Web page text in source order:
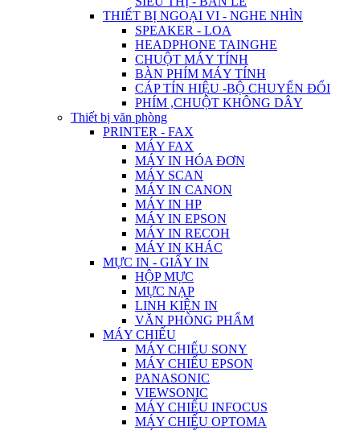
THIẾT BỊ NGOẠI VI - NGHE NHÌN
SPEAKER - LOA
HEADPHONE TAINGHE
CHUỘT MÁY TÍNH
BÀN PHÍM MÁY TÍNH
CÁP TÍN HIỆU -BỘ CHUYỂN ĐỔI
PHÍM ,CHUỘT KHÔNG DÂY
Thiết bị văn phòng
PRINTER - FAX
MÁY FAX
MÁY IN HÓA ĐƠN
MÁY SCAN
MÁY IN CANON
MÁY IN HP
MÁY IN EPSON
MÁY IN RECOH
MÁY IN KHÁC
MỰC IN - GIẤY IN
HỘP MỰC
MỰC NẠP
LINH KIỆN IN
VĂN PHÒNG PHẨM
MÁY CHIẾU
MÁY CHIẾU SONY
MÁY CHIẾU EPSON
PANASONIC
VIEWSONIC
MÁY CHIẾU INFOCUS
MÁY CHIẾU OPTOMA